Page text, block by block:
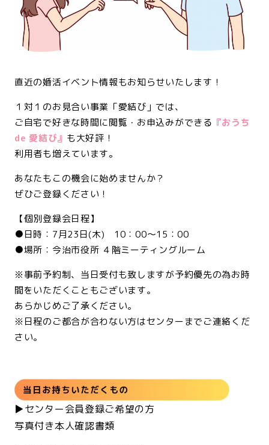
直近の婚活イベント情報もお知らせいたします！
１対１のお見合い事業「愛結び」では、
ご自宅で好きな時間に閲覧・お申込みができる 『おうち
de 愛結び』 も大好評！
利用者も増えています。
あなたもこの機会に始めませんか？
ぜひご登録ください！
【個別登録会日程】
●日時：7月23日(木) 10：00～15：00
●場所：今治市役所 ４階ミーティングルーム
※事前予約制、当日受付も致しますが予約優先の為お時
間をいただくこともございます。
あらかじめご了承ください。
※日程のご都合が合わない方はセンターまでご連絡くだ
さい。
▶センター会員登録ご希望の方
写真付き本人確認書類